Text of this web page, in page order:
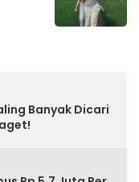
Banyak Dicari